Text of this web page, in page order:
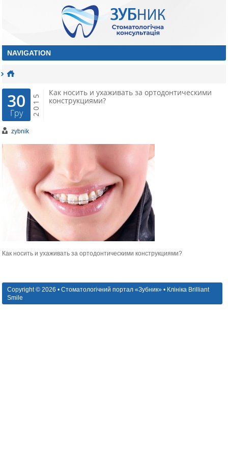
30
Гру 2015
Как носить и ухаживать за ортодонтическими
конструкциями?
zybnik
Как носить и ухаживать за ортодонтическими конструкциями?
Copyright © 2026 • Стоматологічний портал «Зубник» • Клініка Brilliant
Smile